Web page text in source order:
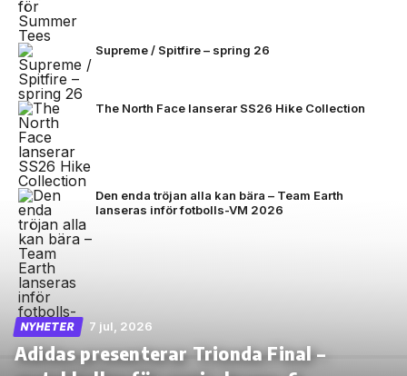
Supreme / Spitfire – spring 26
The North Face lanserar SS26 Hike Collection
Den enda tröjan alla kan bära – Team Earth
lanseras inför fotbolls-VM 2026
NYHETER 7 jul, 2026
Adidas presenterar Trionda Final –